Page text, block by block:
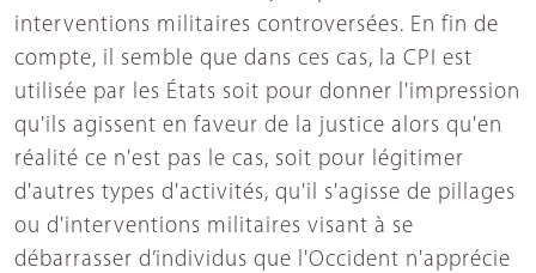
interventions militaires controversées. En fin de
compte, il semble que dans ces cas, la CPI est
utilisée par les États soit pour donner l'impression
qu'ils agissent en faveur de la justice alors qu'en
réalité ce n'est pas le cas, soit pour légitimer
d'autres types d'activités, qu'il s'agisse de pillages
ou d'interventions militaires visant à se
débarrasser d’individus que l'Occident n'apprécie